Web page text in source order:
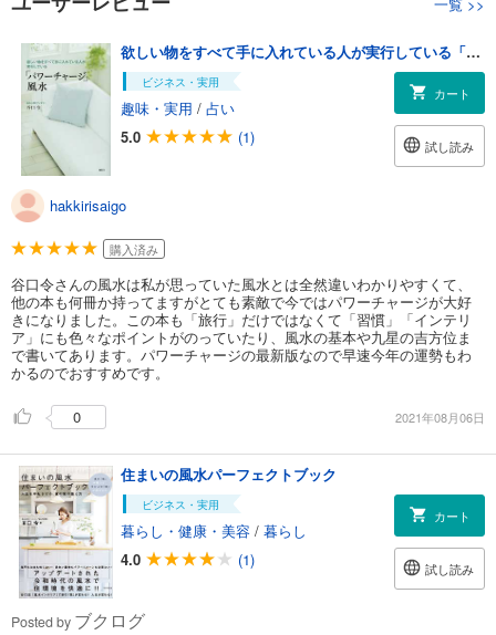
欲しい物をすべて手に入れている人が実行している「パワーチャージ」風水
ビジネス・実用
趣味・実用 / 占い
5.0
(1)
カート
試し読み
hakkirisaigo
購入済み
谷口令さんの風水は私が思っていた風水とは全然違いわかりやすくて、
他の本も何冊か持ってますがとても素敵で今ではパワーチャージが大好
きになりました。この本も「旅行」だけではなくて「習慣」「インテリ
ア」にも色々なポイントがのっていたり、風水の基本や九星の吉方位ま
で書いてあります。パワーチャージの最新版なので早速今年の運勢もわ
かるのでおすすめです。
0 2021年08月06日
住まいの風水パーフェクトブック
ビジネス・実用
暮らし・健康・美容 / 暮らし
4.0
(1)
カート
試し読み
Posted by ブクログ